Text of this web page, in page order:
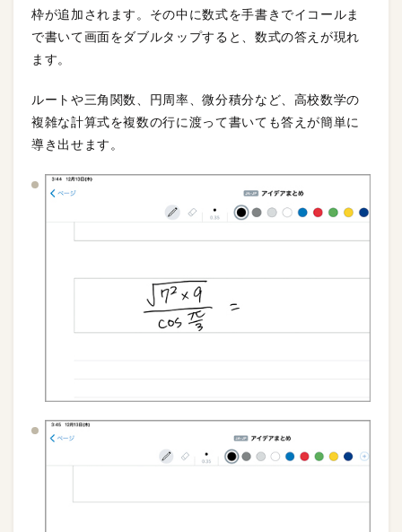
枠が追加されます。その中に数式を手書きでイコールま
で書いて画面をダブルタップすると、数式の答えが現れ
ます。
ルートや三角関数、円周率、微分積分など、高校数学の
複雑な計算式を複数の行に渡って書いても答えが簡単に
導き出せます。